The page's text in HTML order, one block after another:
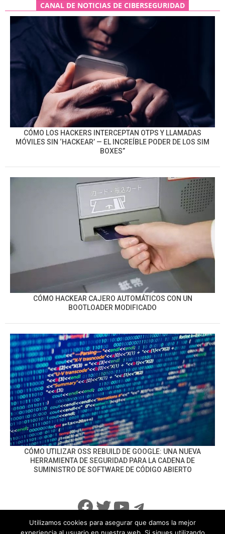
CANAL DE NOTICIAS DE CIBERSEGURIDAD
CÓMO LOS HACKERS INTERCEPTAN OTPS Y LLAMADAS
MÓVILES SIN ‘HACKEAR’ — EL INCREÍBLE PODER DE LOS SIM
BOXES”
CÓMO HACKEAR CAJERO AUTOMÁTICOS CON UN
BOOTLOADER MODIFICADO
CÓMO UTILIZAR OSS REBUILD DE GOOGLE: UNA NUEVA
HERRAMIENTA DE SEGURIDAD PARA LA CADENA DE
SUMINISTRO DE SOFTWARE DE CÓDIGO ABIERTO
Facebook
Twitter
YouTube
Telegram
Utilizamos cookies para asegurar que damos la mejor